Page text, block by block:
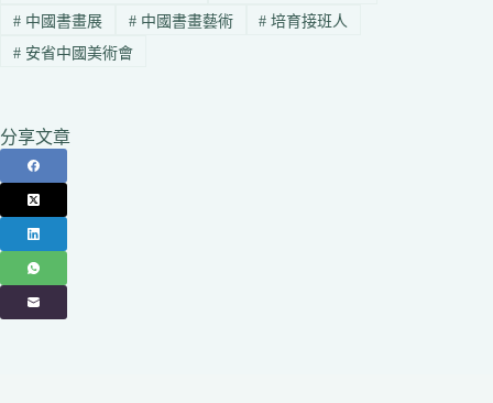
#中國書畫展 #中國書畫藝術 # 培育接班人
#安省中國美術會
分享文章